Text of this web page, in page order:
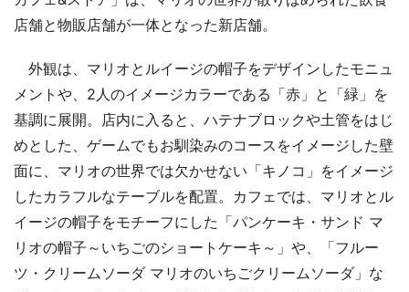
店舗と物販店舗が一体となった新店舗。
外観は、マリオとルイージの帽子をデザインしたモニュ
メントや、2人のイメージカラーである「赤」と「緑」を
基調に展開。店内に入ると、ハテナブロックや土管をはじ
めとした、ゲームでもお馴染みのコースをイメージした壁
面に、マリオの世界では欠かせない「キノコ」をイメージ
したカラフルなテーブルを配置。カフェでは、マリオとル
イージの帽子をモチーフにした「パンケーキ・サンド マ
リオの帽子～いちごのショートケーキ～」や、「フルー
ツ・クリームソーダ マリオのいちごクリームソーダ」な